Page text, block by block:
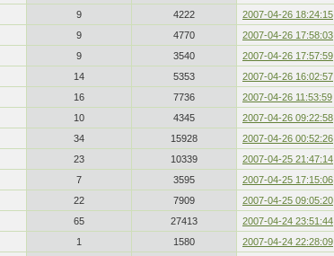
9 4222 2007-04-26 18:24:15
9 4770 2007-04-26 17:58:03
9 3540 2007-04-26 17:57:59
14 5353 2007-04-26 16:02:57
16 7736 2007-04-26 11:53:59
10 4345 2007-04-26 09:22:58
34 15928 2007-04-26 00:52:26
23 10339 2007-04-25 21:47:14
7 3595 2007-04-25 17:15:06
22 7909 2007-04-25 09:05:20
65 27413 2007-04-24 23:51:44
1 1580 2007-04-24 22:28:09